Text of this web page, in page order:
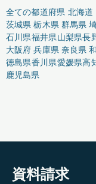
全ての都道府県 北海道
茨城県 栃木県 群馬県
石川県福井県山梨県長
大阪府 兵庫県 奈良県
徳島県香川県愛媛県高
鹿児島県
資料請求